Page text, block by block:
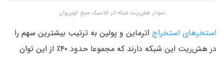
نمودار هش‌ریت شبکه اتر کلاسیک منبع: کوین‌وارز
استخرهای استخراج اترماین و پولین به ترتیب بیشترین سهم را
در هش‌ریت این شبکه دارند که مجموعا حدود ۴۰٪ از این توان